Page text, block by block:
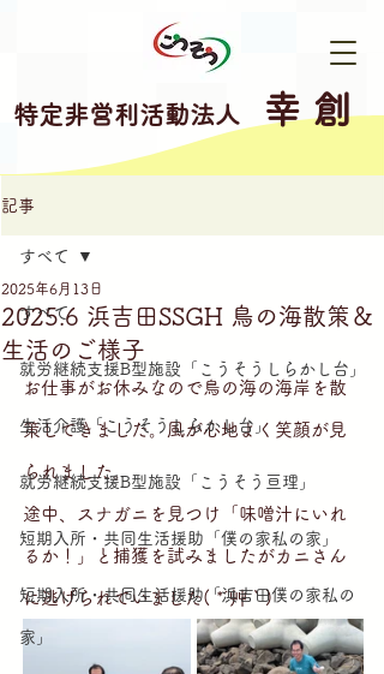
特定非営利活動法人 幸 創
記事
すべて
就労継続支援B型施設「こうそうしらかし台」
生活介護「こうそうしらかし台」
就労継続支援B型施設「こうそう亘理」
短期入所・共同生活援助「僕の家私の家」
短期入所・共同生活援助「浜吉田僕の家私の
家」
すべて
2025.6 浜吉田SSGH 鳥の海散策＆
生活のご様子
2025年6月13日
お仕事がお休みなので鳥の海の海岸を散
策してきました。風が心地よく笑顔が見
られました。
途中、スナガニを見つけ「味噌汁にいれ
るか！」と捕獲を試みましたがカニさん
に逃げられていました( *´艸｀)